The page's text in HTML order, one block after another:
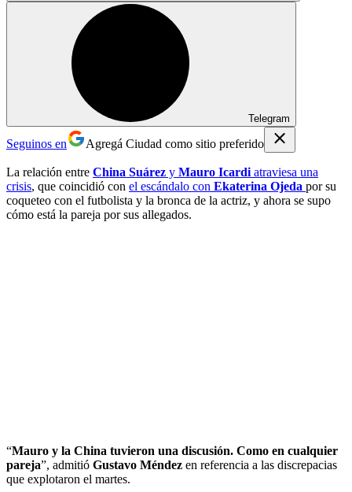
Telegram
Seguinos en Agregá Ciudad como sitio preferido
La relación entre China Suárez y Mauro Icardi atraviesa una
crisis, que coincidió con el escándalo con Ekaterina Ojeda por su
coqueteo con el futbolista y la bronca de la actriz, y ahora se supo
cómo está la pareja por sus allegados.
“Mauro y la China tuvieron una discusión. Como en cualquier
pareja”, admitió Gustavo Méndez en referencia a las discrepacias
que explotaron el martes.